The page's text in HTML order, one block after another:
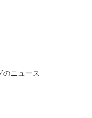
のニュース